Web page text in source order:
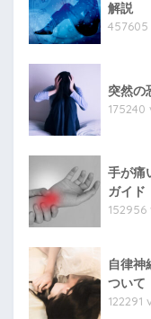
解説
突然の
175240
手が痛
ガイド
152956
自律神
ついて
122291